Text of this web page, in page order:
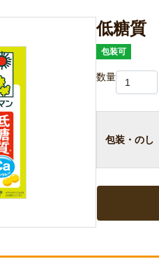
低糖質
包装可
数量
包装・のし